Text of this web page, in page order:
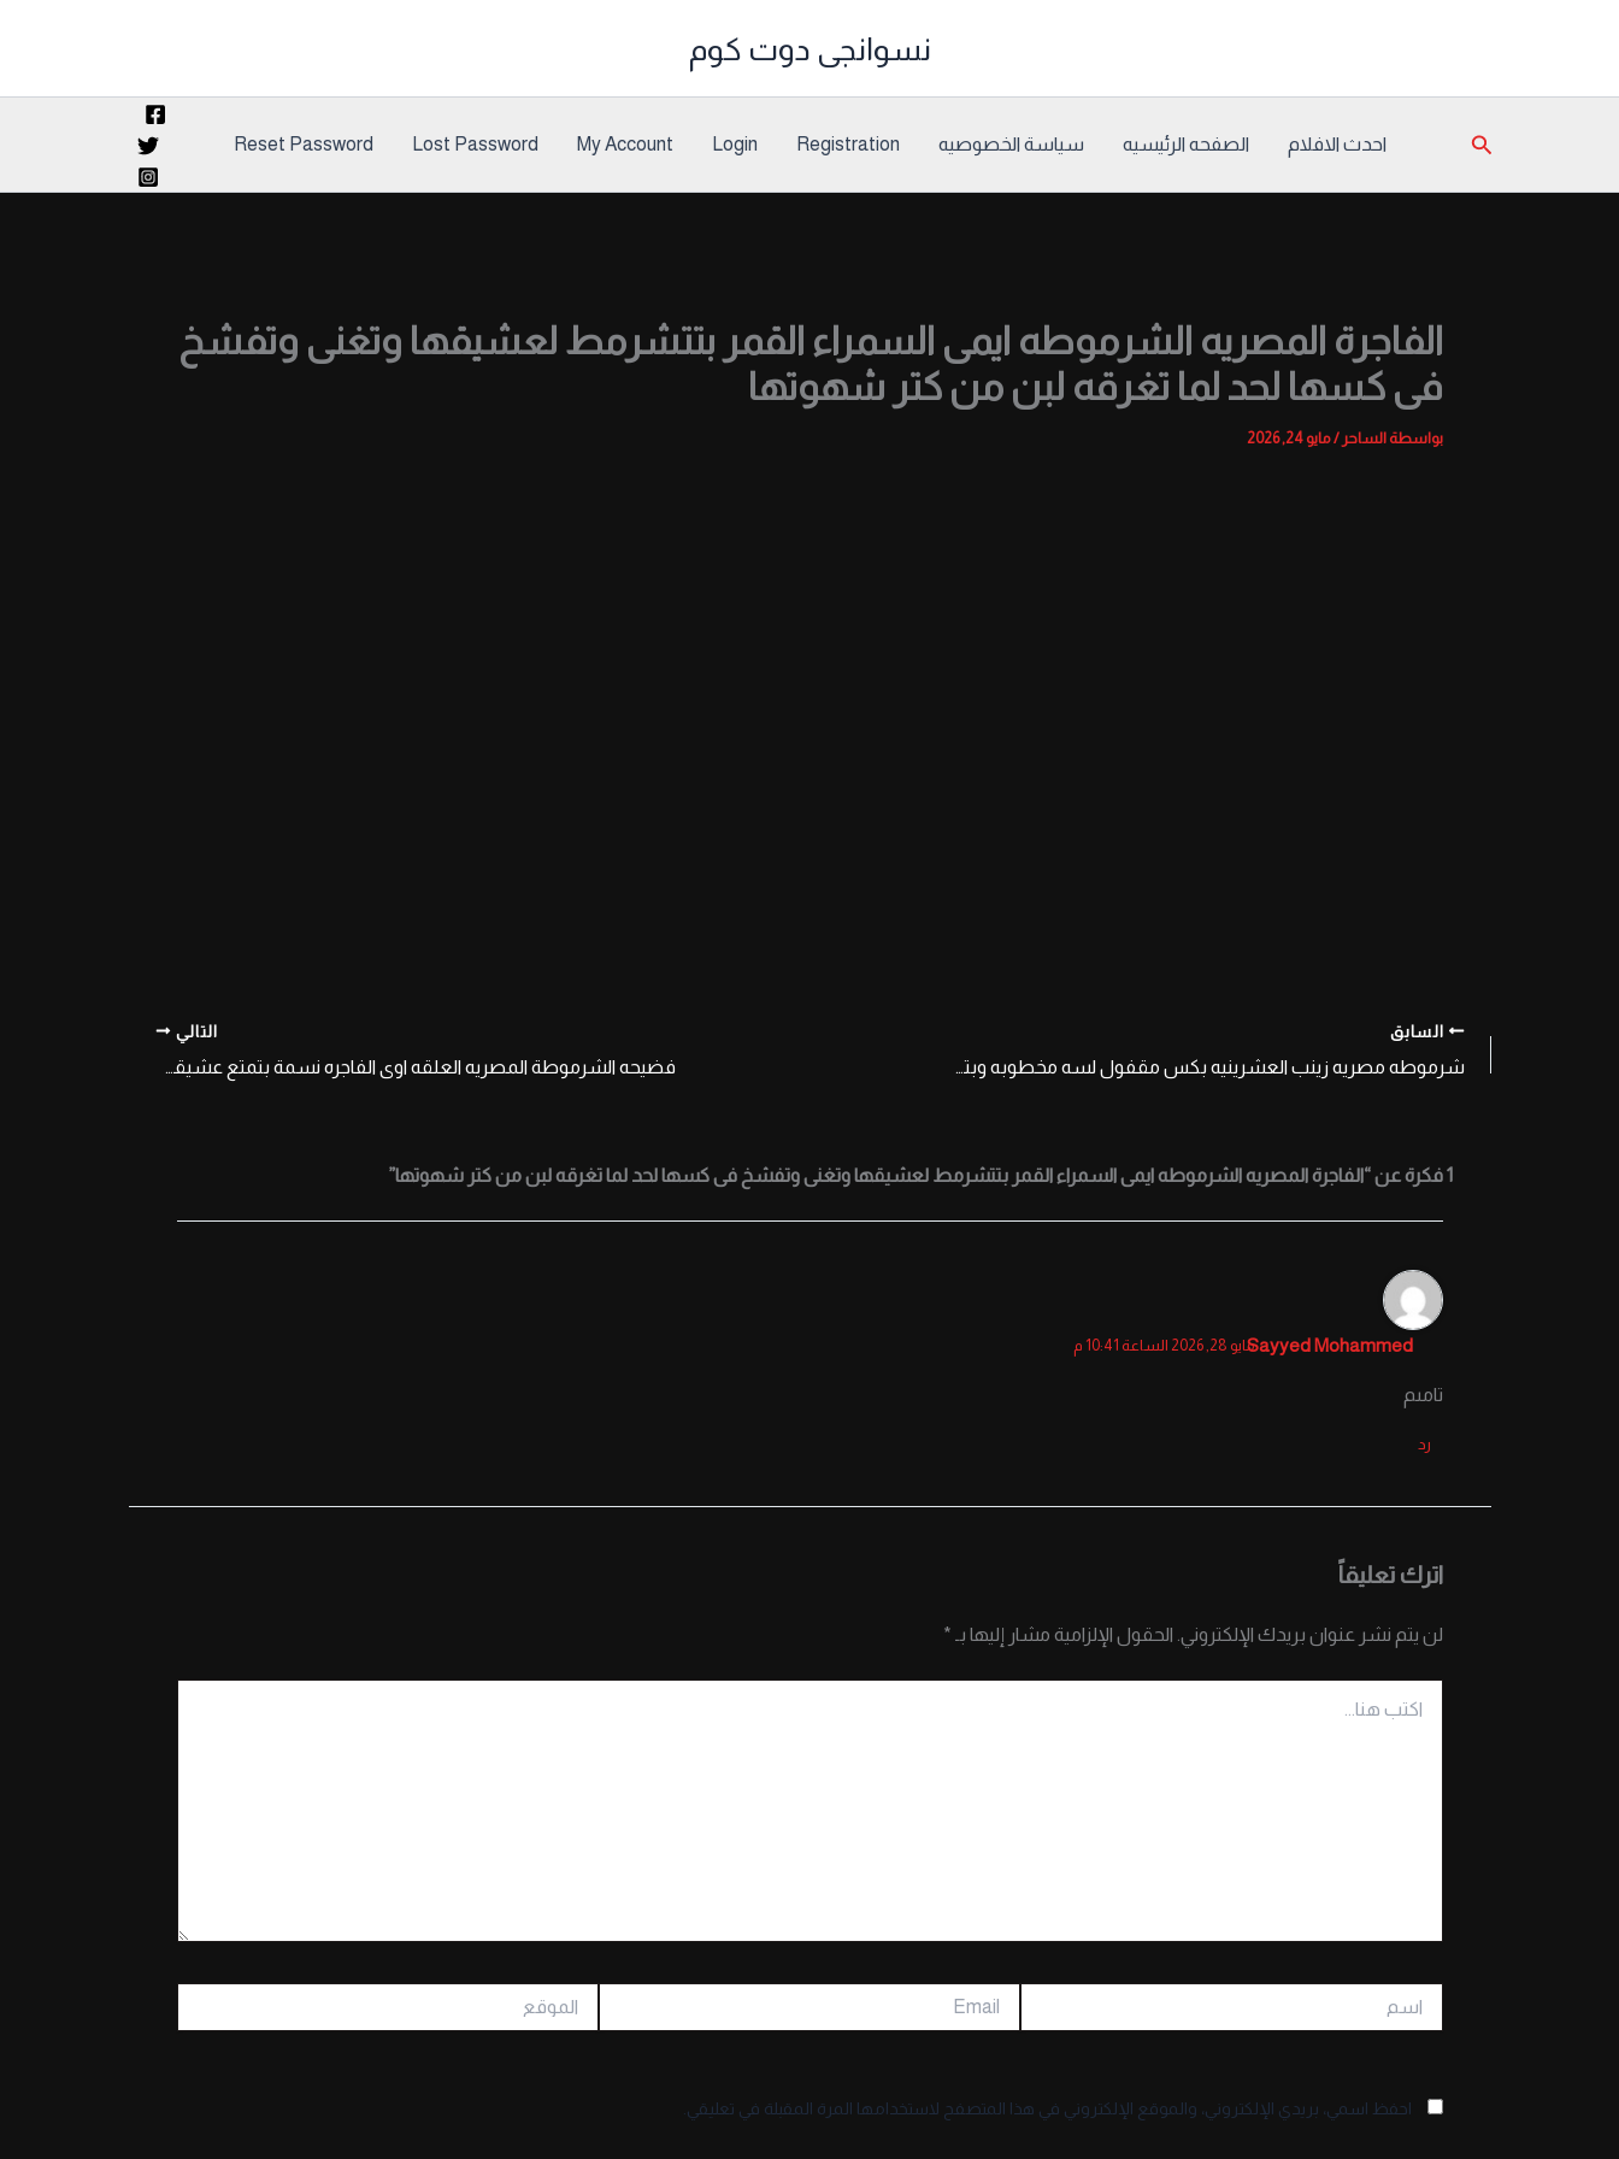
نسوانجى دوت كوم
البحث احدث الافلام الصفحه الرئيسيه سياسة الخصوصيه Registration
Login
My Account
Lost Password
Reset Password
الفاجرة المصريه الشرموطه ايمى السمراء القمر بتتشرمط لعشيقها وتغنى وتفشخ
فى كسها لحد لما تغرقه لبن من كتر شهوتها
بواسطة الساحر/مايو 24, 2026
السابق
شرموطه مصريه زينب العشرينيه بكس مقفول لسه مخطوبه وبتمتع خطيبها بخرم طيزها وجسمها وكسها المقفول وتروق على زبره
التالي
فضيحه الشرموطة المصريه العلقه اوى الفاجره نسمة بتمتع عشيقها بجسمها وتنيك كسها بخياره واهات نار وشرمطه وتقوله دخله اوى اااه
1 فكرة عن “الفاجرة المصريه الشرموطه ايمى السمراء القمر بتتشرمط لعشيقها وتغنى وتفشخ فى كسها لحد لما تغرقه لبن من كتر شهوتها”
Sayyed Mohammedمايو 28, 2026 الساعة 10:41 م
تامىم
رد
اترك تعليقاً
لن يتم نشر عنوان بريدك الإلكتروني. الحقول الإلزامية مشار إليها بـ *
هنا...
احفظ اسمي، بريدي الإلكتروني، والموقع الإلكتروني في هذا المتصفح لاستخدامها المرة المقبلة في تعليقي.